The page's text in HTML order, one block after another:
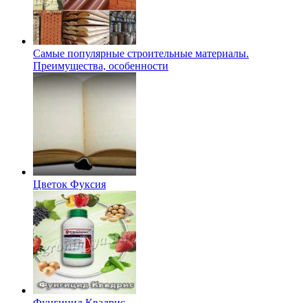
Самые популярные строительные материалы.
Преимущества, особенности
Цветок Фуксия